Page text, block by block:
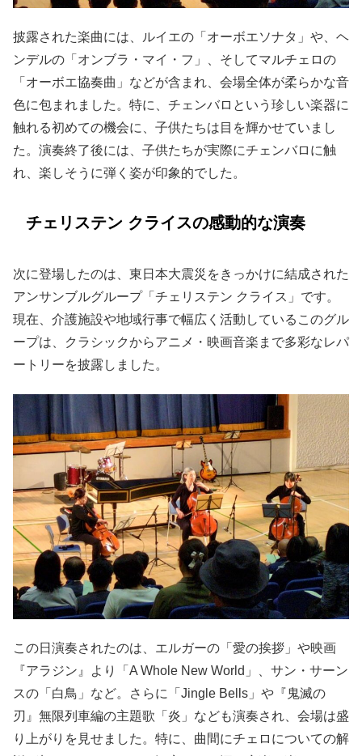
披露された楽曲には、ルイエの「オーボエソナタ」や、ヘ
ンデルの「オンブラ・マイ・フ」、そしてマルチェロの
「オーボエ協奏曲」などが含まれ、会場全体が柔らかな音
色に包まれました。特に、チェンバロという珍しい楽器に
触れる初めての機会に、子供たちは目を輝かせていまし
た。演奏終了後には、子供たちが実際にチェンバロに触
れ、楽しそうに弾く姿が印象的でした。
チェリステン クライスの感動的な演奏
次に登場したのは、東日本大震災をきっかけに結成された
アンサンブルグループ「チェリステン クライス」です。
現在、介護施設や地域行事で幅広く活動しているこのグル
ープは、クラシックからアニメ・映画音楽まで多彩なレパ
ートリーを披露しました。
この日演奏されたのは、エルガーの「愛の挨拶」や映画
『アラジン』より「A Whole New World」、サン・サーン
スの「白鳥」など。さらに「Jingle Bells」や『鬼滅の
刃』無限列車編の主題歌「炎」なども演奏され、会場は盛
り上がりを見せました。特に、曲間にチェロについての解